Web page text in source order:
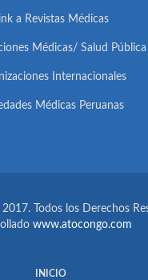
a Revistas Médicas
Médicas/ Salud Pública
Internacionales
Médicas Peruanas
Todos los Derechos
www.atocongo.com
INICIO